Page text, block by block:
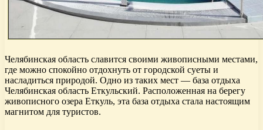
Челябинская область славится своими живописными местами,
где можно спокойно отдохнуть от городской суеты и
насладиться природой. Одно из таких мест — база отдыха
Челябинская область Еткульский. Расположенная на берегу
живописного озера Еткуль, эта база отдыха стала настоящим
магнитом для туристов.